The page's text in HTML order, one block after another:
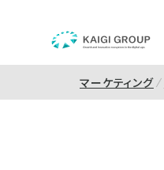
マーケティング